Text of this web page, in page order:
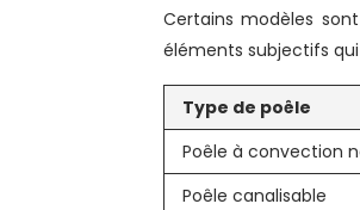
Certains modèles
éléments subjectifs
Type de poêle
Poêle à convection
Poêle canalisable